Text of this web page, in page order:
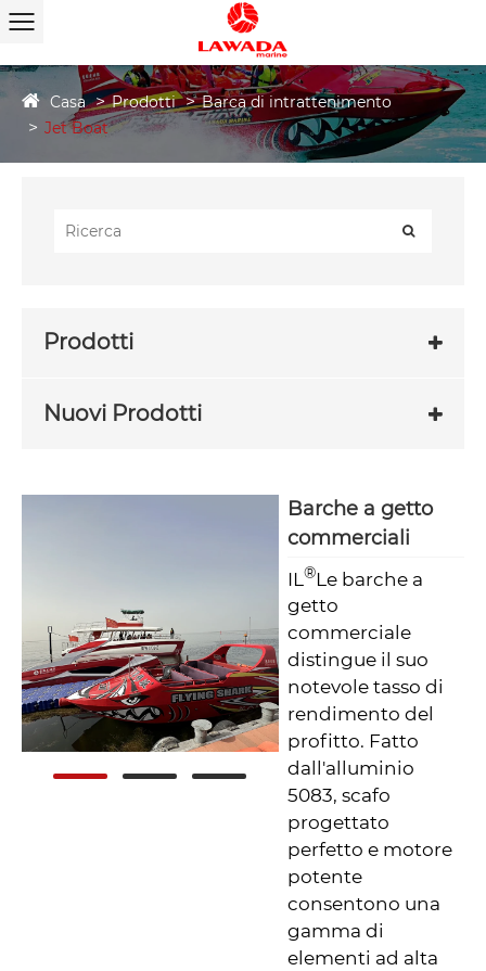
Casa Prodotti
Barca di intrattenimento
Jet Boat
Prodotti
Nuovi Prodotti
Barche a getto
commerciali
IL ®Le barche a
getto
commerciale
distingue il suo
notevole tasso di
rendimento del
profitto. Fatto
dall'alluminio
5083, scafo
progettato
perfetto e motore
potente
consentono una
gamma di
elementi ad alta